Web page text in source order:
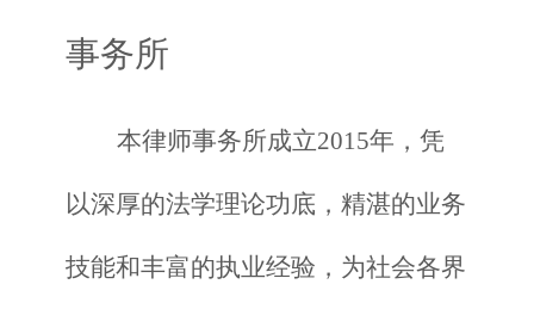
事务所
本律师事务所成立2015年，凭
以深厚的法学理论功底，精湛的业务
技能和丰富的执业经验，为社会各界